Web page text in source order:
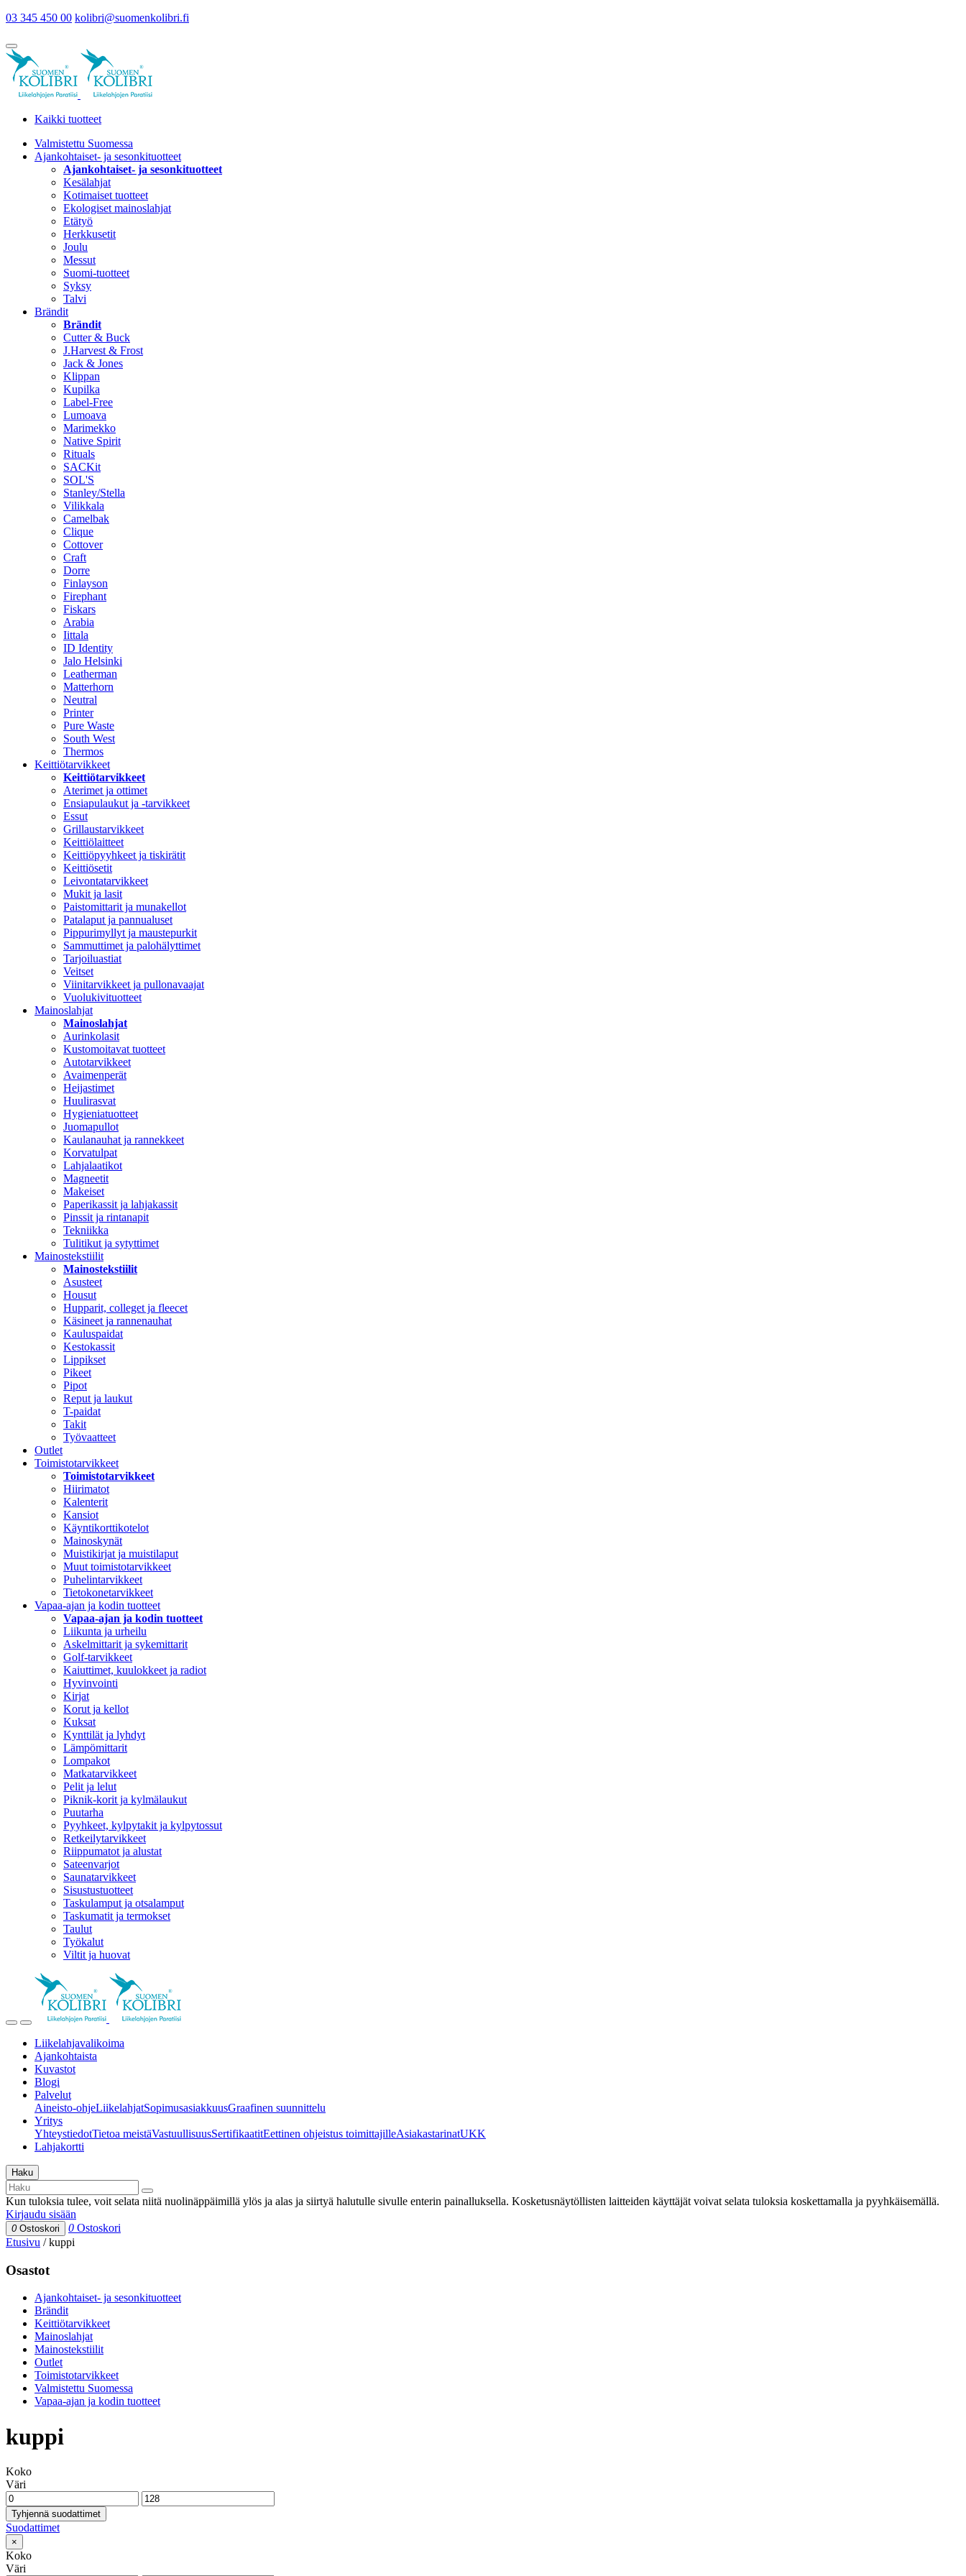
03 345 450 00 kolibri@suomenkolibri.fi
Kaikki tuotteet
Valmistettu Suomessa
Ajankohtaiset- ja sesonkituotteet
Ajankohtaiset- ja sesonkituotteet
Kesälahjat
Kotimaiset tuotteet
Ekologiset mainoslahjat
Etätyö
Herkkusetit
Joulu
Messut
Suomi-tuotteet
Syksy
Talvi
Brändit
Brändit
Cutter & Buck
J.Harvest & Frost
Jack & Jones
Klippan
Kupilka
Label-Free
Lumoava
Marimekko
Native Spirit
Rituals
SACKit
SOL'S
Stanley/Stella
Vilikkala
Camelbak
Clique
Cottover
Craft
Dorre
Finlayson
Firephant
Fiskars
Arabia
Iittala
ID Identity
Jalo Helsinki
Leatherman
Matterhorn
Neutral
Printer
Pure Waste
South West
Thermos
Keittiötarvikkeet
Keittiötarvikkeet
Aterimet ja ottimet
Ensiapulaukut ja -tarvikkeet
Essut
Grillaustarvikkeet
Keittiölaitteet
Keittiöpyyhkeet ja tiskirätit
Keittiösetit
Leivontatarvikkeet
Mukit ja lasit
Paistomittarit ja munakellot
Patalaput ja pannualuset
Pippurimyllyt ja maustepurkit
Sammuttimet ja palohälyttimet
Tarjoiluastiat
Veitset
Viinitarvikkeet ja pullonavaajat
Vuolukivituotteet
Mainoslahjat
Mainoslahjat
Aurinkolasit
Kustomoitavat tuotteet
Autotarvikkeet
Avaimenperät
Heijastimet
Huulirasvat
Hygieniatuotteet
Juomapullot
Kaulanauhat ja rannekkeet
Korvatulpat
Lahjalaatikot
Magneetit
Makeiset
Paperikassit ja lahjakassit
Pinssit ja rintanapit
Tekniikka
Tulitikut ja sytyttimet
Mainostekstiilit
Mainostekstiilit
Asusteet
Housut
Hupparit, colleget ja fleecet
Käsineet ja rannenauhat
Kauluspaidat
Kestokassit
Lippikset
Pikeet
Pipot
Reput ja laukut
T-paidat
Takit
Työvaatteet
Outlet
Toimistotarvikkeet
Toimistotarvikkeet
Hiirimatot
Kalenterit
Kansiot
Käyntikorttikotelot
Mainoskynät
Muistikirjat ja muistilaput
Muut toimistotarvikkeet
Puhelintarvikkeet
Tietokonetarvikkeet
Vapaa-ajan ja kodin tuotteet
Vapaa-ajan ja kodin tuotteet
Liikunta ja urheilu
Askelmittarit ja sykemittarit
Golf-tarvikkeet
Kaiuttimet, kuulokkeet ja radiot
Hyvinvointi
Kirjat
Korut ja kellot
Kuksat
Kynttilät ja lyhdyt
Lämpömittarit
Lompakot
Matkatarvikkeet
Pelit ja lelut
Piknik-korit ja kylmälaukut
Puutarha
Pyyhkeet, kylpytakit ja kylpytossut
Retkeilytarvikkeet
Riippumatot ja alustat
Sateenvarjot
Saunatarvikkeet
Sisustustuotteet
Taskulamput ja otsalamput
Taskumatit ja termokset
Taulut
Työkalut
Viltit ja huovat
Liikelahjavalikoima
Ajankohtaista
Kuvastot
Blogi
Palvelut
Aineisto-ohjeLiikelahjatSopimusasiakkuusGraafinen suunnittelu
Yritys
YhteystiedotTietoa meistäVastuullisuusSertifikaatitEettinen ohjeistus toimittajilleAsiakastarinatUKK
Lahjakortti
Haku
Kun tuloksia tulee, voit selata niitä nuolinäppäimillä ylös ja alas ja siirtyä halutulle sivulle enterin painalluksella. Kosketusnäytöllisten laitteiden käyttäjät voivat selata tuloksia koskettamalla ja pyyhkäisemällä.
Kirjaudu sisään
0 Ostoskori 0 Ostoskori
Etusivu /kuppi
Osastot
Ajankohtaiset- ja sesonkituotteet
Brändit
Keittiötarvikkeet
Mainoslahjat
Mainostekstiilit
Outlet
Toimistotarvikkeet
Valmistettu Suomessa
Vapaa-ajan ja kodin tuotteet
kuppi
Koko
Väri
Tyhjennä suodattimet
Suodattimet
×
Koko
Väri